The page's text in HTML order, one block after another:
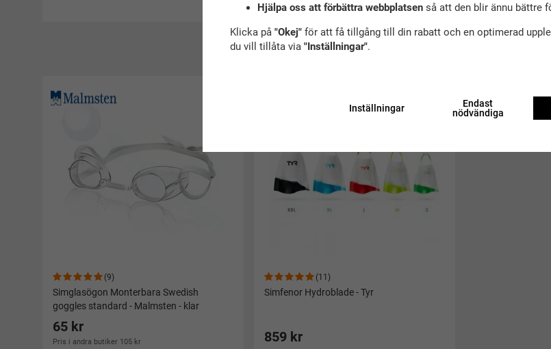
Rekommenderade tillbehör till
(9)
Simglasögon Monterbara Swedish
goggles standard - Malmsten - klar
65 kr
Pris i andra butiker 105 kr
(11)
Simfenor Hydroblade - Tyr
859 kr
Hjälpa oss att förbättra webbplatsenså att den blir ännu bättre
Klicka på "Okej"för att få tillgång till din rabatt och en optimerad
du vill tillåta via "Inställningar".
Inställningar
Endast
nödvändiga